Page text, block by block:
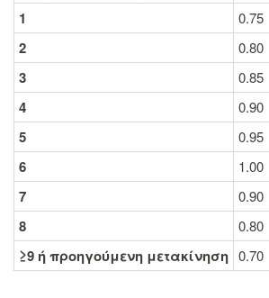
1 0.75
2 0.80
3 0.85
4 0.90
5 0.95
6 1.00
7 0.90
8 0.80
≥9 ή προηγούμενη μετακίνηση 0.70